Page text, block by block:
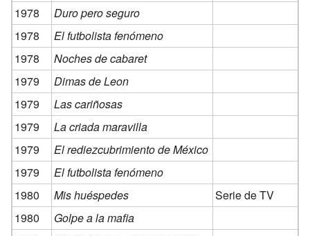
1978
Duro pero seguro
1978
El futbolista fenómeno
1978
Noches de cabaret
1979
Dimas de Leon
1979
Las cariñosas
1979
La criada maravilla
1979
El rediezcubrimiento de México
1979
El futbolista fenómeno
1980
Mis huéspedes
Serie de TV
1980
Golpe a la mafia